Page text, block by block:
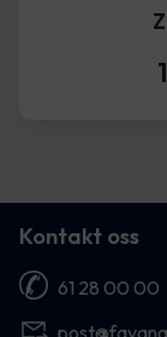
Kontakt oss
61 28 00 00